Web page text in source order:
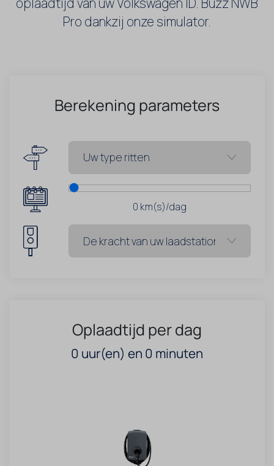
Pro dankzij onze simulator.
Berekening parameters
0 km(s)/dag
Oplaadtijd per dag
0 uur(en) en 0 minuten